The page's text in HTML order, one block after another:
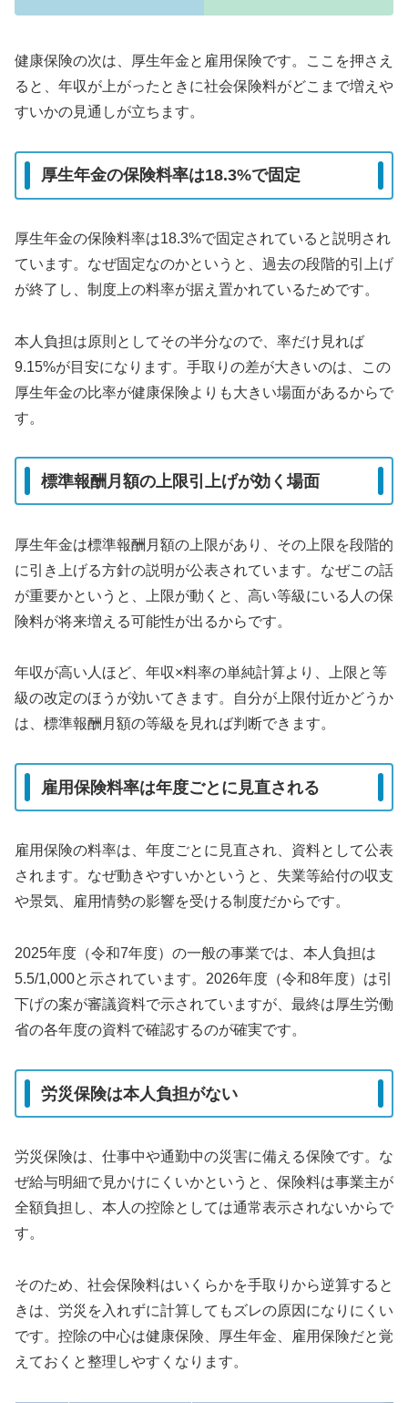
健康保険の次は、厚生年金と雇用保険です。ここを押さえ
ると、年収が上がったときに社会保険料がどこまで増えや
すいかの見通しが立ちます。
厚生年金の保険料率は18.3%で固定
厚生年金の保険料率は18.3%で固定されていると説明され
ています。なぜ固定なのかというと、過去の段階的引上げ
が終了し、制度上の料率が据え置かれているためです。
本人負担は原則としてその半分なので、率だけ見れば
9.15%が目安になります。手取りの差が大きいのは、この
厚生年金の比率が健康保険よりも大きい場面があるからで
す。
標準報酬月額の上限引上げが効く場面
厚生年金は標準報酬月額の上限があり、その上限を段階的
に引き上げる方針の説明が公表されています。なぜこの話
が重要かというと、上限が動くと、高い等級にいる人の保
険料が将来増える可能性が出るからです。
年収が高い人ほど、年収×料率の単純計算より、上限と等
級の改定のほうが効いてきます。自分が上限付近かどうか
は、標準報酬月額の等級を見れば判断できます。
雇用保険料率は年度ごとに見直される
雇用保険の料率は、年度ごとに見直され、資料として公表
されます。なぜ動きやすいかというと、失業等給付の収支
や景気、雇用情勢の影響を受ける制度だからです。
2025年度（令和7年度）の一般の事業では、本人負担は
5.5/1,000と示されています。2026年度（令和8年度）は引
下げの案が審議資料で示されていますが、最終は厚生労働
省の各年度の資料で確認するのが確実です。
労災保険は本人負担がない
労災保険は、仕事中や通勤中の災害に備える保険です。な
ぜ給与明細で見かけにくいかというと、保険料は事業主が
全額負担し、本人の控除としては通常表示されないからで
す。
そのため、社会保険料はいくらかを手取りから逆算すると
きは、労災を入れずに計算してもズレの原因になりにくい
です。控除の中心は健康保険、厚生年金、雇用保険だと覚
えておくと整理しやすくなります。